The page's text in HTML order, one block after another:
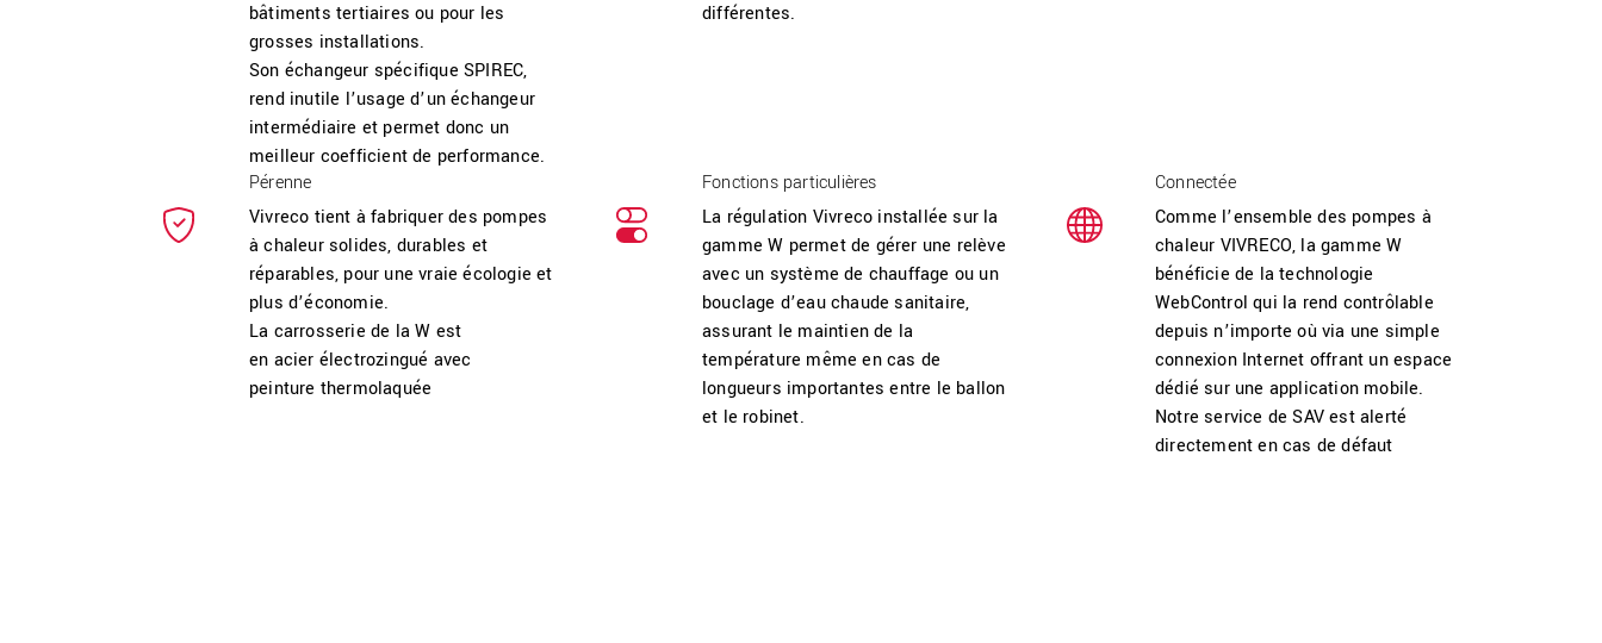
bâtiments tertiaires ou pour les
grosses installations.
Son échangeur spécifique SPIREC,
rend inutile l’usage d’un échangeur
intermédiaire et permet donc un
meilleur coefficient de performance.
différentes.
Pérenne
Vivreco tient à fabriquer des pompes
à chaleur solides, durables et
réparables, pour une vraie écologie et
plus d’économie.
La carrosserie de la W est
en acier électrozingué avec
peinture thermolaquée
Fonctions particulières
La régulation Vivreco installée sur la
gamme W permet de gérer une relève
avec un système de chauffage ou un
bouclage d’eau chaude sanitaire,
assurant le maintien de la
température même en cas de
longueurs importantes entre le ballon
et le robinet.
Connectée
Comme l’ensemble des pompes à
chaleur VIVRECO, la gamme W
bénéficie de la technologie
WebControl qui la rend contrôlable
depuis n’importe où via une simple
connexion Internet offrant un espace
dédié sur une application mobile.
Notre service de SAV est alerté
directement en cas de défaut